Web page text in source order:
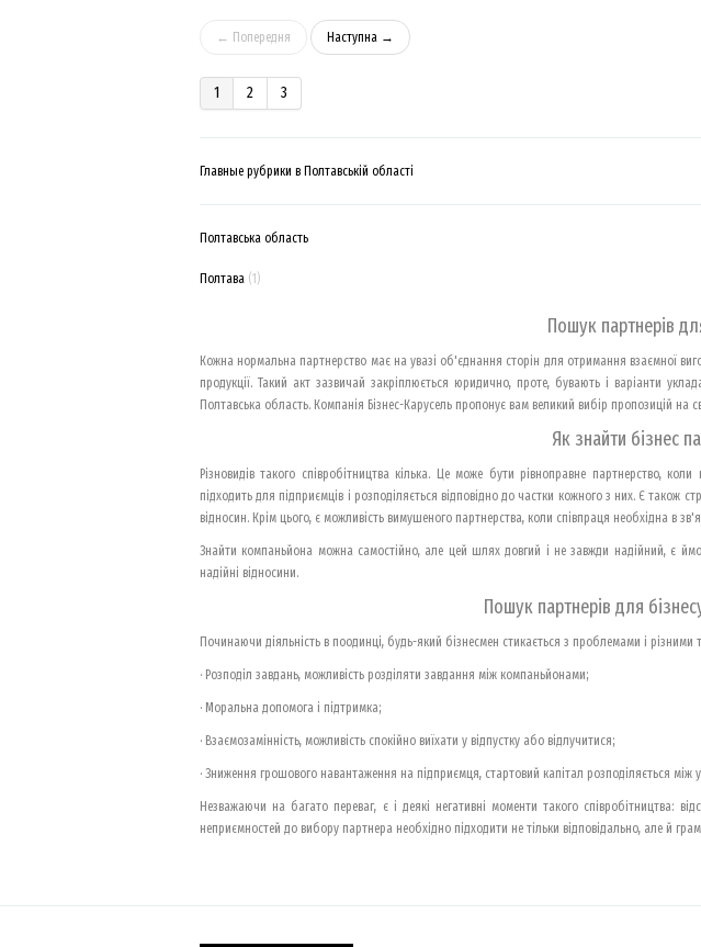
← Попередня Наступна →
1 2 3
Главные рубрики в Полтавській області
Полтавська область
Полтава (1)
Пошук партнерів
Кожна нормальна партнерство має на увазі об'єднання сторін для отримання взаємної
продукції. Такий акт зазвичай закріплюється юридично, проте, бувають і варіанти
Полтавська область. Компанія Бізнес-Карусель пропонує вам великий вибір пропозицій на
Як знайти бізнес
Різновидів такого співробітництва кілька. Це може бути рівноправне партнерство,
підходить для підприємців і розподіляється відповідно до частки кожного з них. Є також
відносин. Крім цього, є можливість вимушеного партнерства, коли співпраця необхідна в
Знайти компаньйона можна самостійно, але цей шлях довгий і не завжди надійний, є
надійні відносини.
Пошук партнерів для
Починаючи діяльність в поодинці, будь-який бізнесмен стикається з проблемами і
· Розподіл завдань, можливість розділяти завдання між компаньйонами;
· Моральна допомога і підтримка;
· Взаємозамінність, можливість спокійно виїхати у відпустку або відлучитися;
· Зниження грошового навантаження на підприємця, стартовий капітал розподіляється
Незважаючи на багато переваг, є і деякі негативні моменти такого співробітництва:
неприємностей до вибору партнера необхідно підходити не тільки відповідально, але й